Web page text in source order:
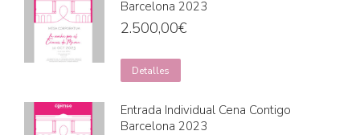
Barcelona 2023
2.500,00€
Detalles
Entrada Individual Cena Contigo
Barcelona 2023